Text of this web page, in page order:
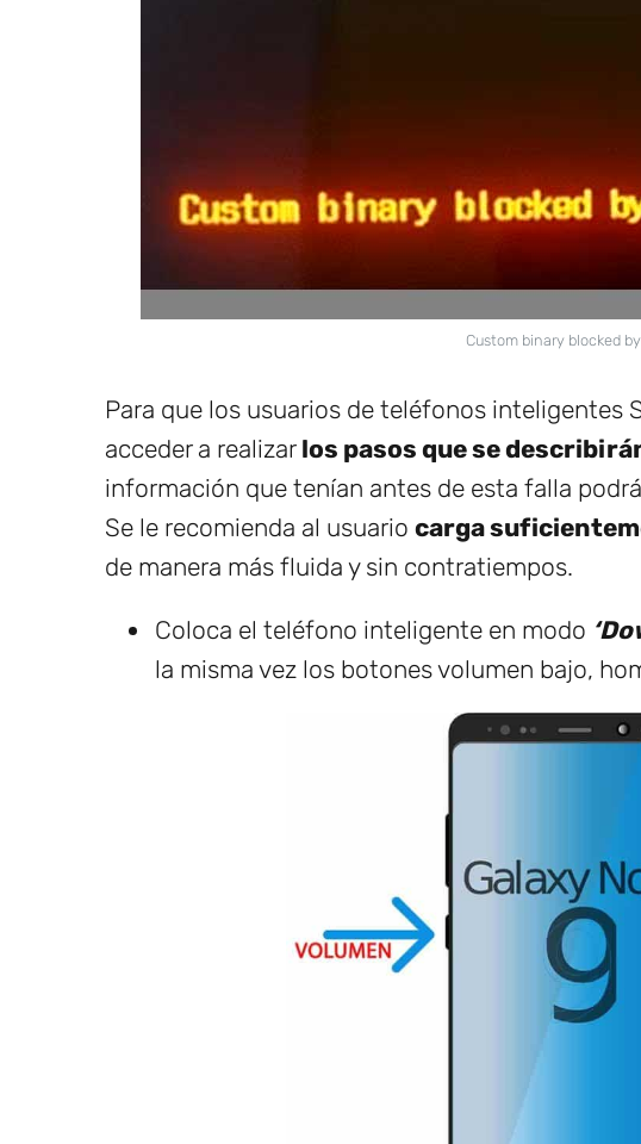
Custom binary blocked
Para que los usuarios de teléfonos inteligentes
acceder a realizar los pasos que se
información que tenían antes de esta falla
Se le recomienda al usuario carga
de manera más fluida y sin contratiempos.
Coloca el teléfono inteligente en modo
la misma vez los botones volumen bajo,